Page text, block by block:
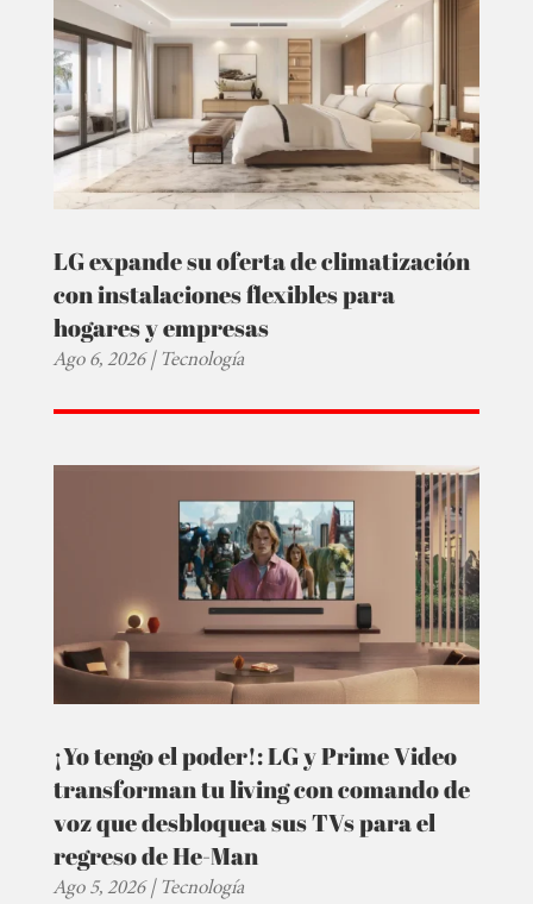
LG expande su oferta de climatización
con instalaciones flexibles para
hogares y empresas
Ago 6, 2026|Tecnología
¡Yo tengo el poder!: LG y Prime Video
transforman tu living con comando de
voz que desbloquea sus TVs para el
regreso de He-Man
Ago 5, 2026|Tecnología